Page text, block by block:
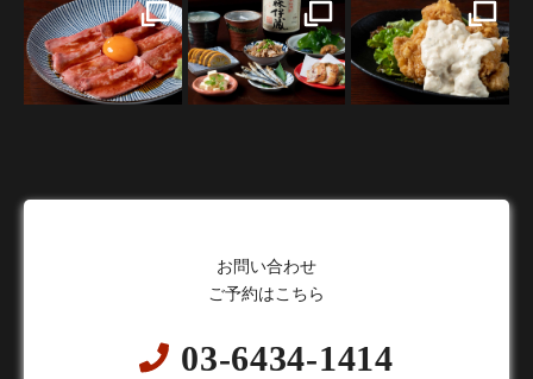
お問い合わせ
ご予約はこちら
03-6434-1414